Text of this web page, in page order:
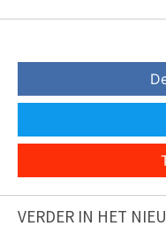
VERDER IN HET